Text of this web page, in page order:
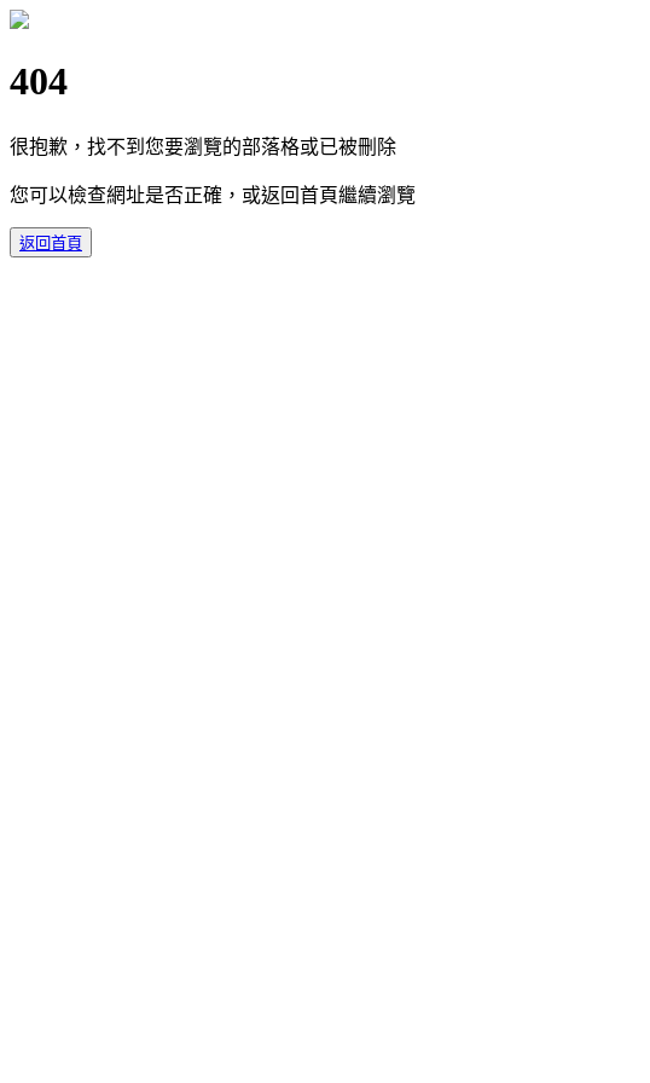
404
很抱歉，找不到您要瀏覽的部落格或已被刪除
您可以檢查網址是否正確，或返回首頁繼續瀏覽
返回首頁